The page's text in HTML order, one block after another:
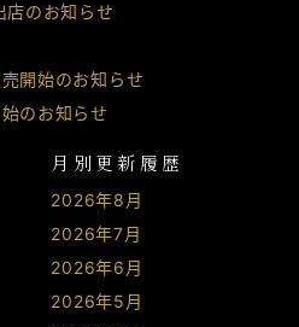
店のお知らせ
開始のお知らせ
のお知らせ
月別更新履歴
2026年8月
2026年7月
2026年6月
2026年5月